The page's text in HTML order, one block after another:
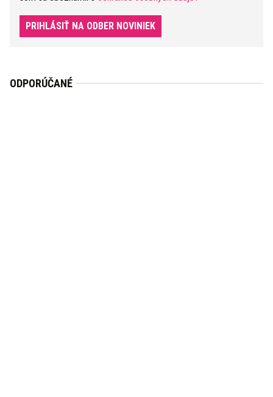
PRIHLÁSIŤ NA ODBER NOVINIEK
ODPORÚČANÉ